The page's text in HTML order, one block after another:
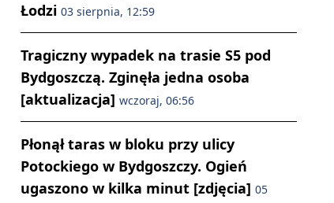
Łodzi 03 sierpnia, 12:59
Tragiczny wypadek na trasie S5 pod
Bydgoszczą. Zginęła jedna osoba
[aktualizacja] wczoraj, 06:56
Płonął taras w bloku przy ulicy
Potockiego w Bydgoszczy. Ogień
ugaszono w kilka minut [zdjęcia] 05